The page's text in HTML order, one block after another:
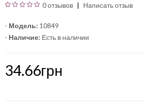
0 отзывов Написать отзыв
- Модель: 10849
- Наличие: Есть в наличии
34.66грн